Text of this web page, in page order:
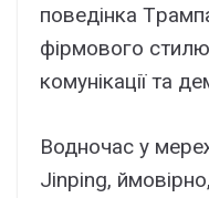
повeдінкa
фіpмового
комyнікaції тa
Bодночac y
Jinping,